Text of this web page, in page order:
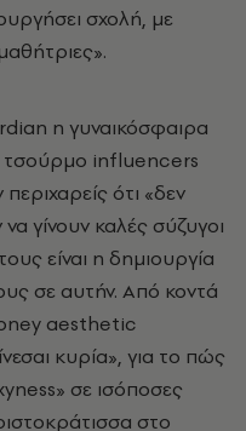
σχολή, με
η γυναικόσφαιρα
τσούρμο influencers
ότι «δεν
να γίνουν καλές σύζυγοι
είναι η δημιουργία
σε αυτήν. Από κοντά
aesthetic
κυρία», για το πώς
σε ισόποσες
στο